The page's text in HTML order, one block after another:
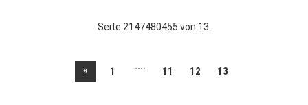
Seite 2147480455 von 13.
« 1 .... 11 12 13